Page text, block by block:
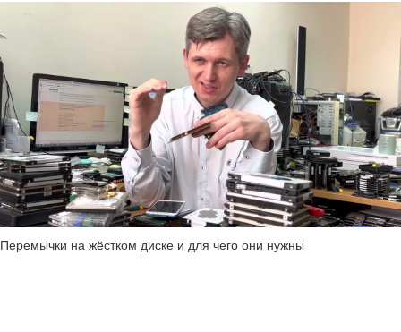
Перемычки на жёстком диске и для чего они нужны